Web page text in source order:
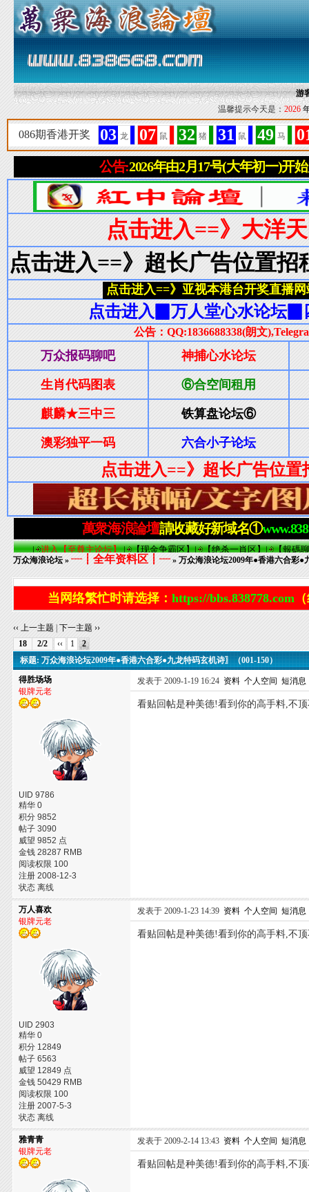
游
温馨提示今天是： 2026
万众海浪论坛 »┈┋全年资料区┋┈» 万众海浪论坛2009年●香港六合彩●
当网络繁忙时请选择： https://bbs.838778.com
‹‹ 上一主题 |下一主题 ››
18
2/2 ‹‹ 1
2
标题: 万众海浪论坛2009年●香港六合彩●九龙特码玄机诗〗（001-150）
得胜场场
银牌元老
UID 9786
精华 0
积分 9852
帖子 3090
威望 9852 点
金钱 28287 RMB
阅读权限 100
注册 2008-12-3
状态 离线
发表于 2009-1-19 16:24 资料 个人空间 短消息
看贴回帖是种美德!看到你的高手料,不
万人喜欢
银牌元老
UID 2903
精华 0
积分 12849
帖子 6563
威望 12849 点
金钱 50429 RMB
阅读权限 100
注册 2007-5-3
状态 离线
发表于 2009-1-23 14:39 资料 个人空间 短消息
看贴回帖是种美德!看到你的高手料,不
雅青青
银牌元老
发表于 2009-2-14 13:43 资料 个人空间 短消息
看贴回帖是种美德!看到你的高手料,不